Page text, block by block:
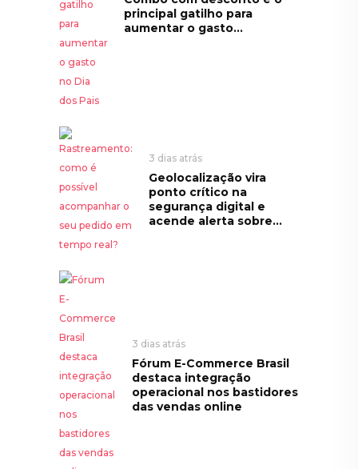
principal gatilho para
aumentar o gasto...
3 dias atrás
Geolocalização vira
ponto crítico na
segurança digital e
acende alerta sobre...
3 dias atrás
Fórum E-Commerce Brasil
destaca integração
operacional nos bastidores
das vendas online